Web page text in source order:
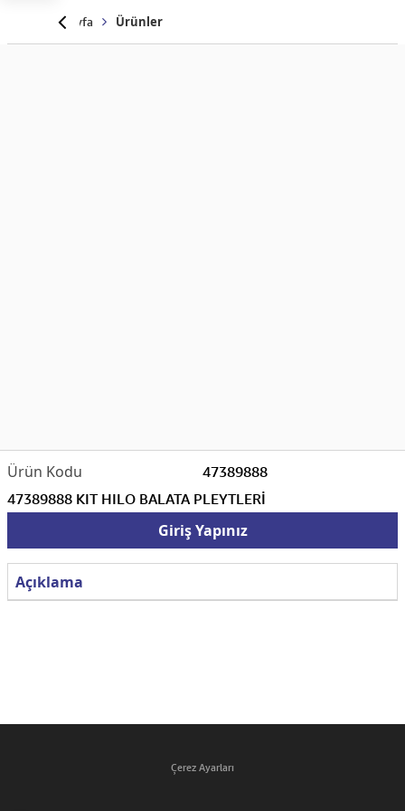
Anasayfa Ürünler
47389888
47389888 KIT HILO BALATA PLEYTLERİ
Giriş Yapınız
Açıklama
Çerez Ayarları